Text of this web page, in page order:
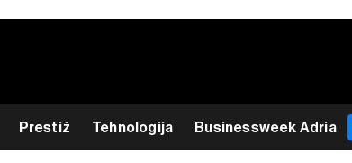
Prestiž Tehnologija Businessweek Adria